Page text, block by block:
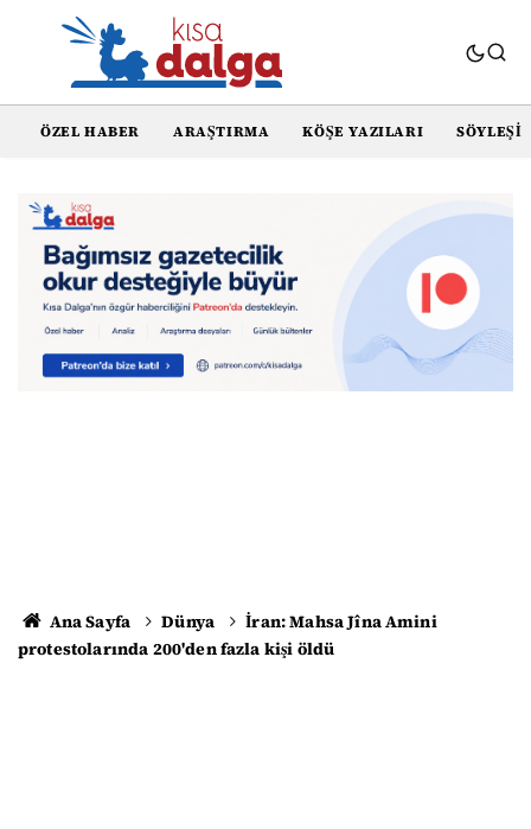
ÖZEL HABER ARAŞTIRMA KÖŞE YAZILARI SÖYLEŞI
Ana Sayfa Dünya
İran: Mahsa Jîna Amini
protestolarında 200'den fazla kişi öldü